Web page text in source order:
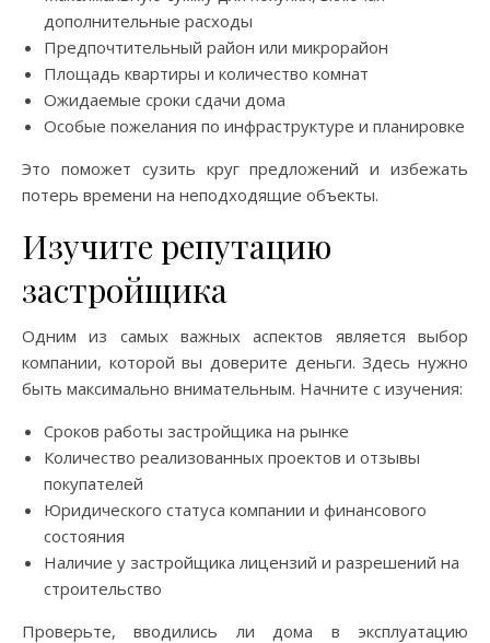
дополнительные расходы
Предпочтительный район или микрорайон
Площадь квартиры и количество комнат
Ожидаемые сроки сдачи дома
Особые пожелания по инфраструктуре и планировке
Это поможет сузить круг предложений и избежать
потерь времени на неподходящие объекты.
Изучите репутацию
застройщика
Одним из самых важных аспектов является выбор
компании, которой вы доверите деньги. Здесь нужно
быть максимально внимательным. Начните с изучения:
Сроков работы застройщика на рынке
Количество реализованных проектов и отзывы
покупателей
Юридического статуса компании и финансового
состояния
Наличие у застройщика лицензий и разрешений на
строительство
Проверьте, вводились ли дома в эксплуатацию